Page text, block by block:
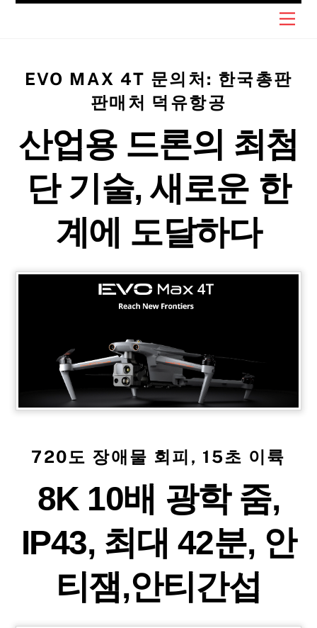
Skip
EVO MAX 4T 문의처: 한국총판
판매처 덕유항공
산업용 드론의 최첨
단 기술, 새로운 한
계에 도달하다
720도 장애물 회피, 15초 이륙
8K 10배 광학 줌,
IP43, 최대 42분, 안
티잼,안티간섭